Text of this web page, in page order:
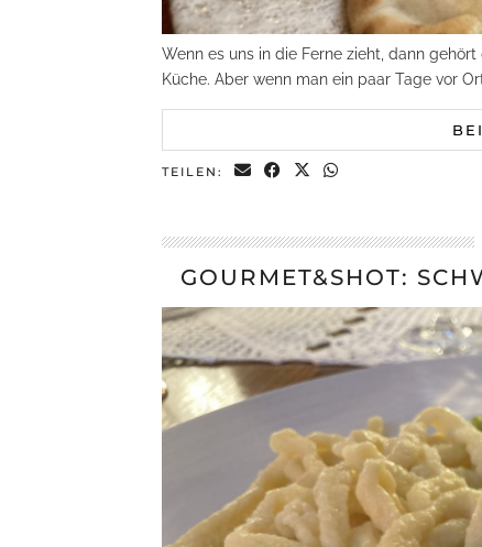
Wenn es uns in die Ferne zieht, dann
Küche. Aber wenn man ein paar Tage vor
TEILEN:
GOURMET&SHOT: